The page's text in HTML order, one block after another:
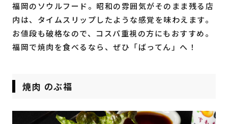
福岡のソウルフード。昭和の雰囲気がそのまま残る店
内は、タイムスリップしたような感覚を味わえます。
お値段も破格なので、コスパ重視の方にもおすすめ。
福岡で焼肉を食べるなら、ぜひ「ばってん」へ！
焼肉 のぶ福